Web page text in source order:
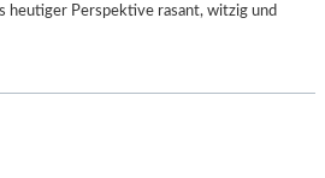
heutiger Perspektive rasant, witzig und